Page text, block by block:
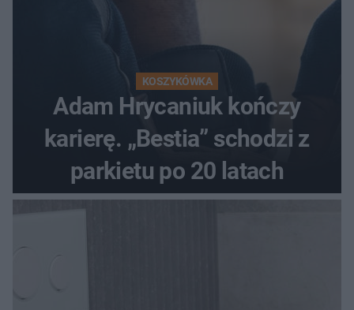
KOSZYKÓWKA
Adam Hrycaniuk kończy
karierę. „Bestia” schodzi z
parkietu po 20 latach